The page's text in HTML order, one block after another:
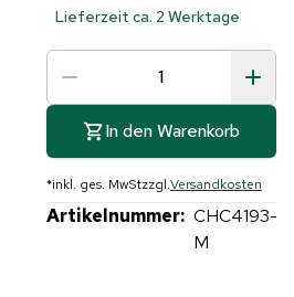
Lieferzeit ca. 2 Werktage
In den Warenkorb
*inkl. ges. MwStzzgl.Versandkosten
Artikelnummer: CHC4193-
M